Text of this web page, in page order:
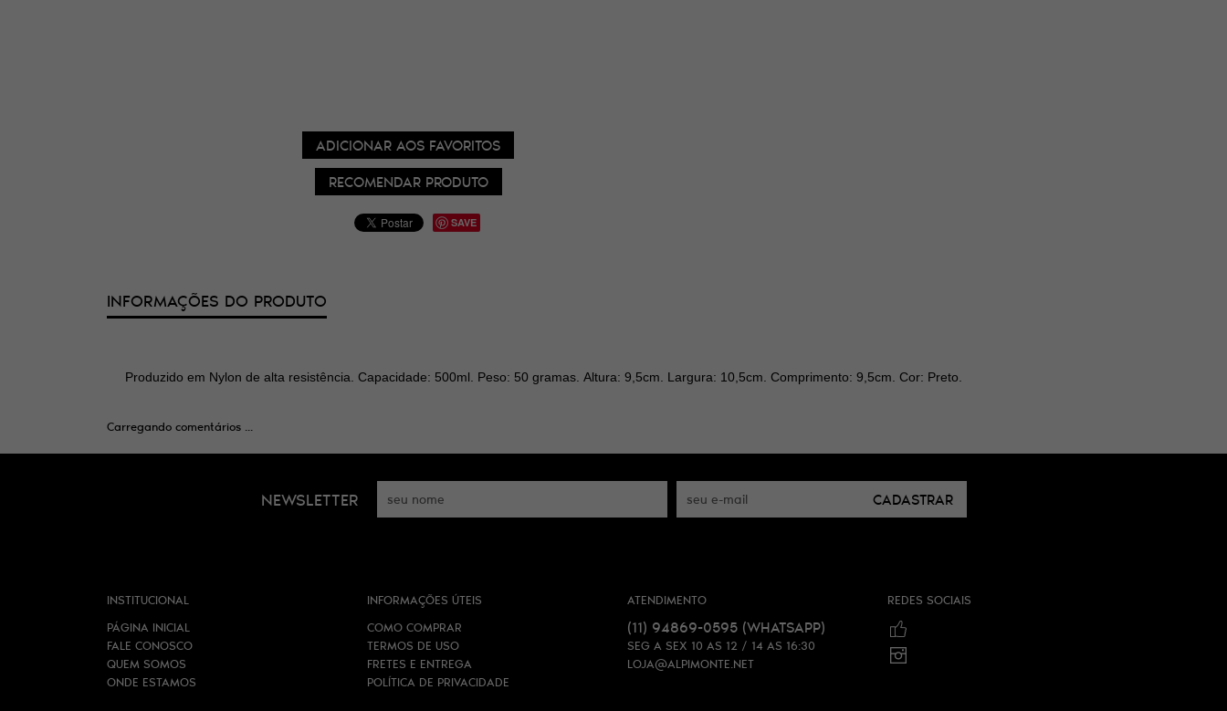
ADICIONAR AOS FAVORITOS
RECOMENDAR PRODUTO
SAVE
INFORMAÇÕES DO PRODUTO
Produzido em Nylon de alta resistência. Capacidade: 500ml. Peso: 50 gramas. Altura: 9,5cm. Largura: 10,5cm. Comprimento: 9,5cm. Cor: Preto.
Carregando comentários ...
NEWSLETTER CADASTRAR
INSTITUCIONAL
PÁGINA INICIAL
FALE CONOSCO
QUEM SOMOS
ONDE ESTAMOS
INFORMAÇÕES ÚTEIS
COMO COMPRAR
TERMOS DE USO
FRETES E ENTREGA
POLÍTICA DE PRIVACIDADE
ATENDIMENTO
(11) 94869-0595 (WHATSAPP)
SEG A SEX 10 AS 12 / 14 AS 16:30
LOJA@ALPIMONTE.NET
REDES SOCIAIS